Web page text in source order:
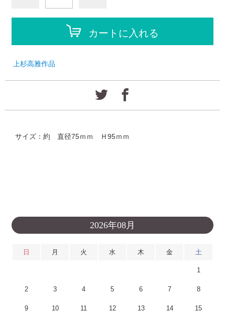
カートに入れる
上杉高雅作品
サイズ：約 直径75ｍｍ Ｈ95ｍｍ
2026年08月
日 月 火 水 木 金 土
1
2 3 4 5 6 7 8
9 10 11 12 13 14 15